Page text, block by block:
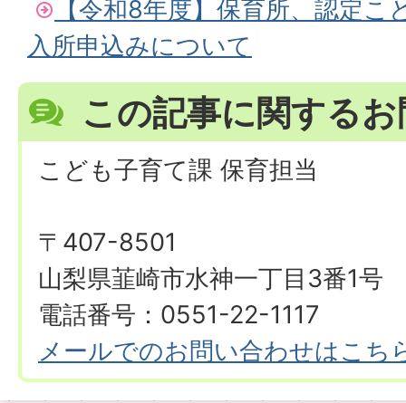
【令和8年度】保育所、認定
入所申込みについて
この記事に関する
こども子育て課 保育担当
〒407-8501
山梨県韮崎市水神一丁目3番1号
電話番号：0551-22-1117
メールでのお問い合わせはこち